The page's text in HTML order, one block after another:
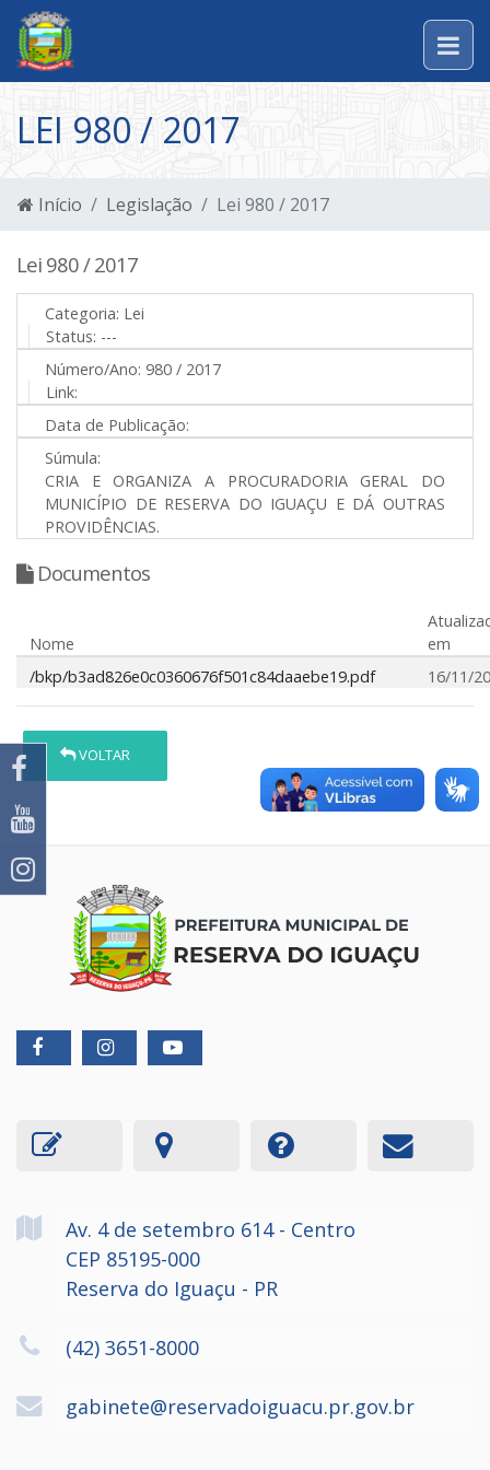
LEI 980 / 2017
Início Legislação Lei 980 / 2017
Lei 980 / 2017
Categoria: Lei
Status: ---
Número/Ano: 980 / 2017
Link:
Data de Publicação:
Súmula:
CRIA E ORGANIZA A PROCURADORIA GERAL DO
MUNICÍPIO DE RESERVA DO IGUAÇU E DÁ OUTRAS
PROVIDÊNCIAS.
Documentos
Nome
em
/bkp/b3ad826e0c0360676f501c84daaebe19.pdf
16/11/
VOLTAR
Av. 4 de setembro 614 - Centro
CEP 85195-000
Reserva do Iguaçu - PR
(42) 3651-8000
gabinete@reservadoiguacu.pr.gov.br